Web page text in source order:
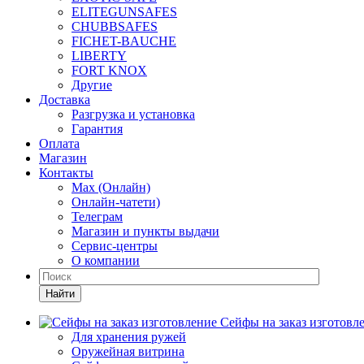
ELITEGUNSAFES
CHUBBSAFES
FICHET-BAUCHE
LIBERTY
FORT KNOX
Другие
Доставка
Разгрузка и установка
Гарантия
Оплата
Магазин
Контакты
Max (Онлайн)
Онлайн-чатети)
Телеграм
Магазин и пункты выдачи
Сервис-центры
О компании
Найти
Сейфы на заказ
Для хранения ружей
Оружейная витрина